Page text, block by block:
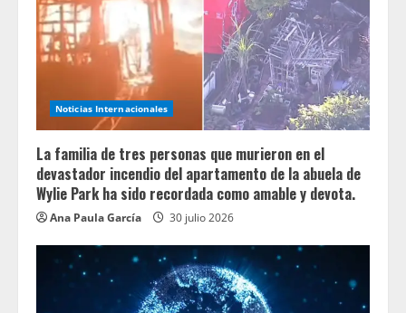
Noticias Internacionales
La familia de tres personas que murieron en el
devastador incendio del apartamento de la abuela de
Wylie Park ha sido recordada como amable y devota.
Ana Paula García 30 julio 2026